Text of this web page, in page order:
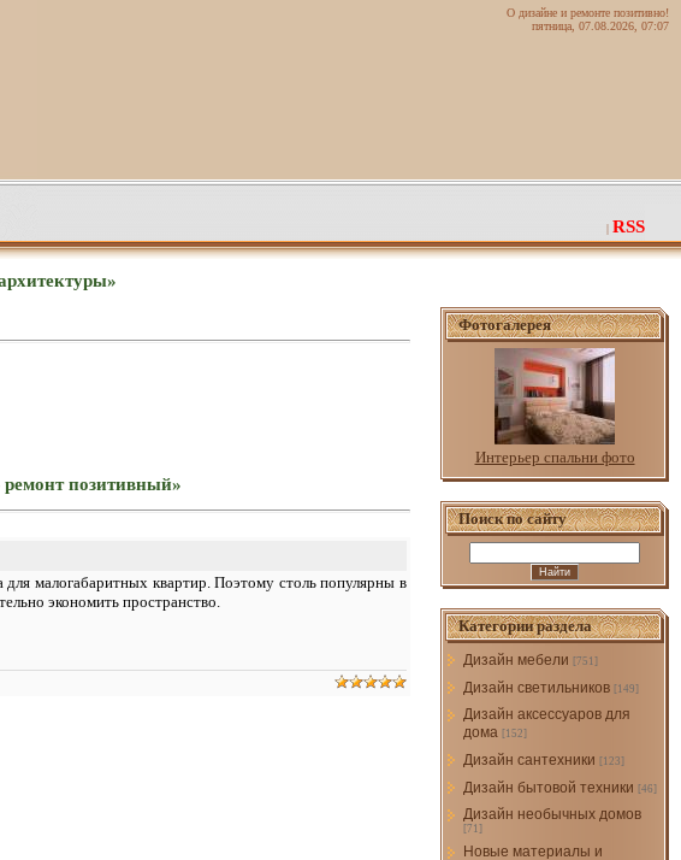
О дизайне и ремонте позитивно!
пятница, 07.08.2026, 07:07
| RSS
позитивный»
для малогабаритных квартир. Поэтому столь популярны в
экономить пространство.
Фотогалерея
Интерьер спальни фото
Поиск по сайту
Категории раздела
Дизайн мебели [751]
Дизайн светильников [149]
Дизайн аксессуаров для
дома [152]
Дизайн сантехники [123]
Дизайн бытовой техники [46]
Дизайн необычных домов
[71]
Новые материалы и